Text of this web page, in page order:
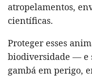
atropelamentos,
científicas.
Proteger esses
biodiversidade — e
gambá em perigo,